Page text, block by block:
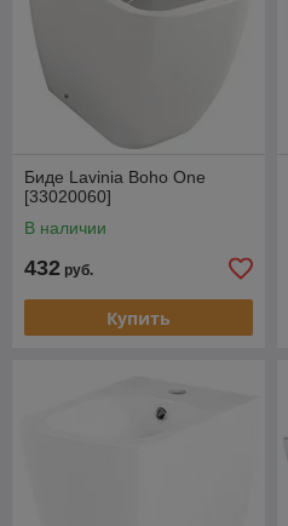
Биде Lavinia Boho One
[33020060]
В наличии
432 руб.
Купить